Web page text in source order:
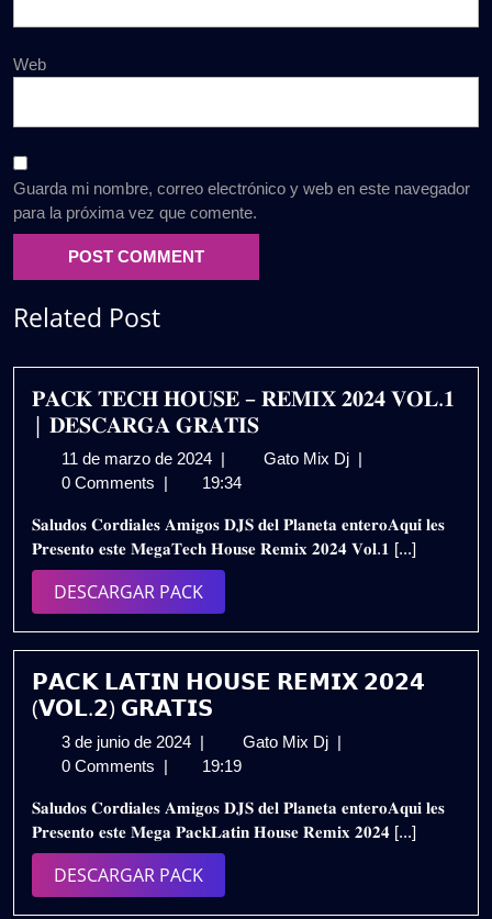
Web
Guarda mi nombre, correo electrónico y web en este navegador
para la próxima vez que comente.
Related Post
𝐏𝐀𝐂𝐊 𝐓𝐄𝐂𝐇 𝐇𝐎𝐔𝐒𝐄 – 𝐑𝐄𝐌𝐈𝐗 𝟐𝟎𝟐𝟒 𝐕𝐎𝐋.𝟏
| 𝐃𝐄𝐒𝐂𝐀𝐑𝐆𝐀 𝐆𝐑𝐀𝐓𝐈𝐒
11 de marzo de 2024 11
de
de
2024
| Gato Mix Dj 𝐏𝐀𝐂𝐊
–
𝐑𝐄𝐌𝐈𝐗
𝐃𝐄𝐒𝐂𝐀𝐑𝐆𝐀
𝐆𝐑𝐀𝐓𝐈𝐒
|
0 Comments | 19:34
𝐒𝐚𝐥𝐮𝐝𝐨𝐬 𝐂𝐨𝐫𝐝𝐢𝐚𝐥𝐞𝐬 𝐀𝐦𝐢𝐠𝐨𝐬 𝐃𝐉𝐒 𝐝𝐞𝐥 𝐏𝐥𝐚𝐧𝐞𝐭𝐚 𝐞𝐧𝐭𝐞𝐫𝐨𝐀𝐪𝐮𝐢́ 𝐥𝐞𝐬
𝐏𝐫𝐞𝐬𝐞𝐧𝐭𝐨 𝐞𝐬𝐭𝐞 𝐌𝐞𝐠𝐚𝐓𝐞𝐜𝐡 𝐇𝐨𝐮𝐬𝐞 𝐑𝐞𝐦𝐢𝐱 𝟐𝟎𝟐𝟒 𝐕𝐨𝐥.𝟏 [...]
DESCARGAR PACKDESCARGAR
PACK
𝗣𝗔𝗖𝗞 𝗟𝗔𝗧𝗜𝗡 𝗛𝗢𝗨𝗦𝗘 𝗥𝗘𝗠𝗜𝗫 𝟮𝟬𝟮𝟰
(𝗩𝗢𝗟.𝟮) 𝗚𝗥𝗔𝗧𝗜𝗦
3 de junio de 2024 3
de
de
2024
| Gato Mix Dj 𝗣𝗔𝗖𝗞
𝗥𝗘𝗠𝗜𝗫
𝟮𝟬𝟮𝟰
|
0 Comments | 19:19
𝐒𝐚𝐥𝐮𝐝𝐨𝐬 𝐂𝐨𝐫𝐝𝐢𝐚𝐥𝐞𝐬 𝐀𝐦𝐢𝐠𝐨𝐬 𝐃𝐉𝐒 𝐝𝐞𝐥 𝐏𝐥𝐚𝐧𝐞𝐭𝐚 𝐞𝐧𝐭𝐞𝐫𝐨𝐀𝐪𝐮𝐢 𝐥𝐞𝐬
𝐏𝐫𝐞𝐬𝐞𝐧𝐭𝐨 𝐞𝐬𝐭𝐞 𝐌𝐞𝐠𝐚 𝐏𝐚𝐜𝐤𝐋𝐚𝐭𝐢𝐧 𝐇𝐨𝐮𝐬𝐞 𝐑𝐞𝐦𝐢𝐱 𝟐𝟎𝟐𝟒 [...]
DESCARGAR PACKDESCARGAR
PACK